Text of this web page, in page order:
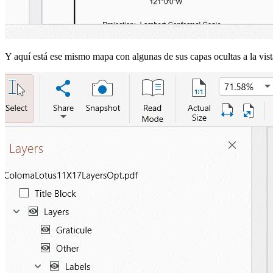
Y aquí está ese mismo mapa con algunas de sus capas ocultas a la